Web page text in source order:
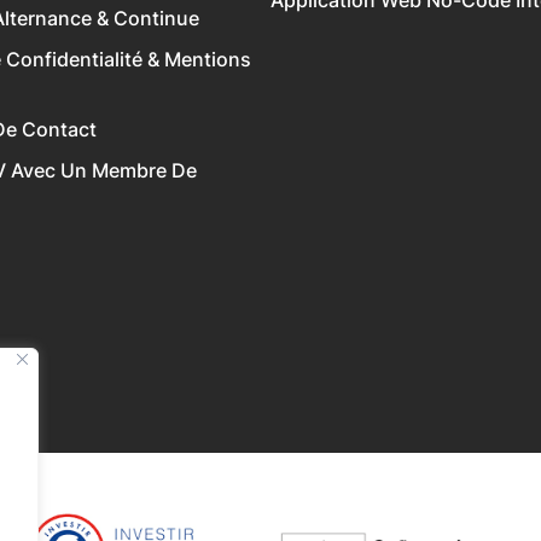
& Continue
Confidentialité & Mentions
Contact
Avec Un Membre De